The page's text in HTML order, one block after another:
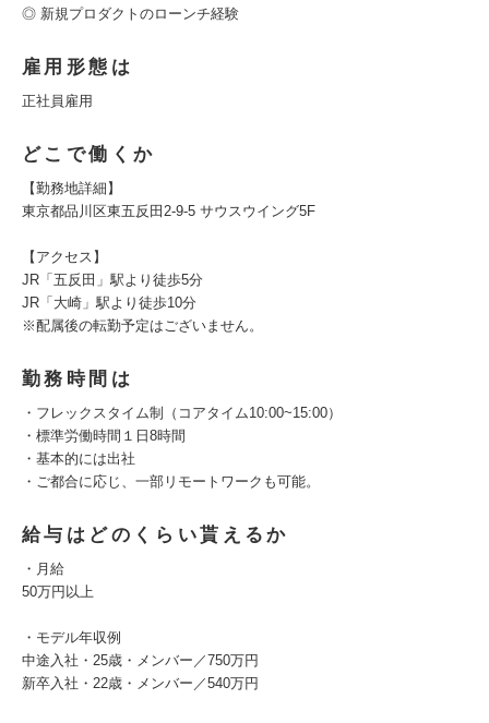
◎ 新規プロダクトのローンチ経験
雇用形態は
正社員雇用
どこで働くか
【勤務地詳細】
東京都品川区東五反田2-9-5 サウスウイング5F
【アクセス】
JR「五反田」駅より徒歩5分
JR「大崎」駅より徒歩10分
※配属後の転勤予定はございません。
勤務時間は
・フレックスタイム制（コアタイム10:00~15:00）
・標準労働時間１日8時間
・基本的には出社
・ご都合に応じ、一部リモートワークも可能。
給与はどのくらい貰えるか
・月給
50万円以上
・モデル年収例
中途入社・25歳・メンバー／750万円
新卒入社・22歳・メンバー／540万円